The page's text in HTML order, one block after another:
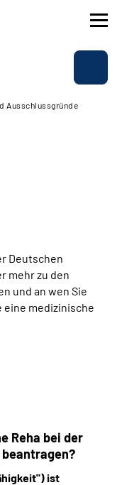
Ausschlussgründe
Deutschen
mehr zu den
und an wen Sie
eine medizinische
Reha bei der
ist